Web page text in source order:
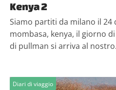
Kenya 2
Siamo partiti da milano il
mombasa, kenya, il giorno
di pullman si arriva al
Diari di viaggio